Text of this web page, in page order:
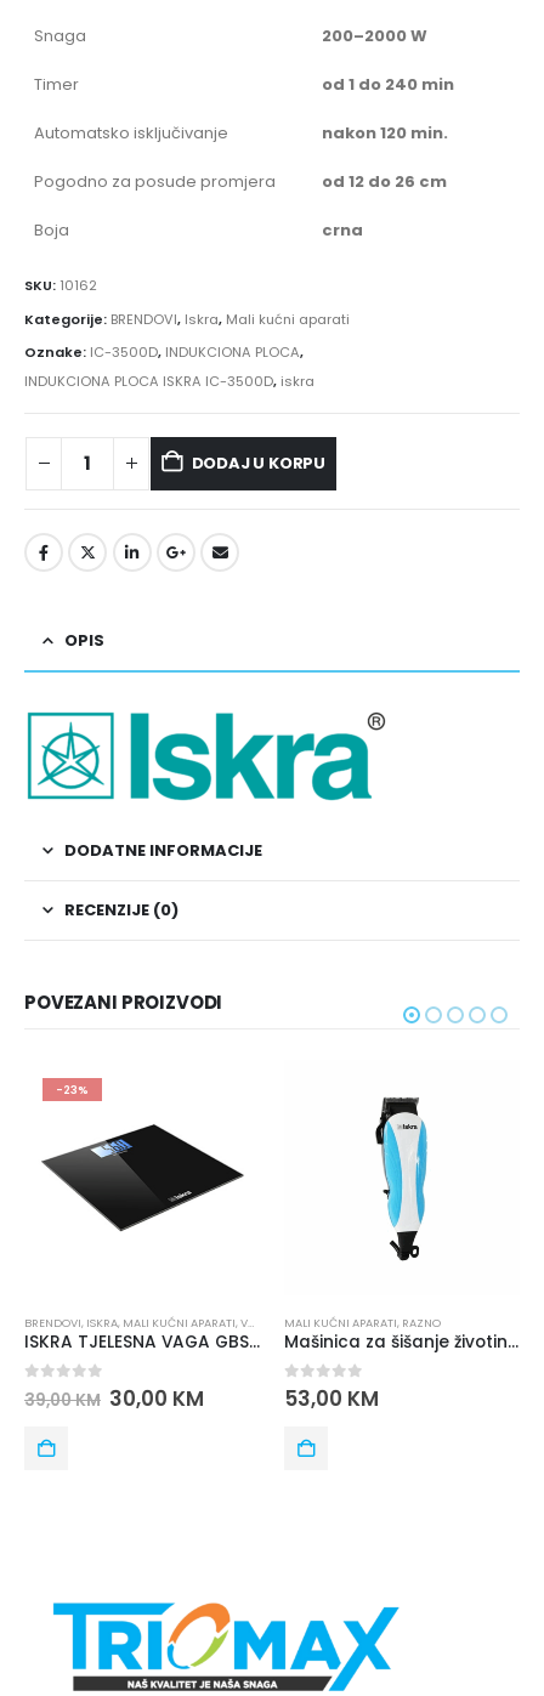
Snaga 200–2000 W
Timer od 1 do 240 min
Automatsko isključivanje nakon 120 min.
Pogodno za posude promjera od 12 do 26 cm
Boja crna
SKU: 10162
Kategorije: BRENDOVI, Iskra, Mali kućni aparati
Oznake: IC-3500D, INDUKCIONA PLOCA,
INDUKCIONA PLOCA ISKRA IC-3500D, iskra
DODAJ U KORPU
OPIS
DODATNE INFORMACIJE
RECENZIJE (0)
POVEZANI PROIZVODI
-23%
BRENDOVI,ISKRA,MALI KUĆNI APARATI,VAGE VAGE TJELESNE
ISKRA TJELESNA VAGA GBS1501-BL
out of 5
39,00KM 30,00KM
MALI KUĆNI APARATI,RAZNO
Mašinica za šišanje životinja ISKRA PET 2506
out of 5
53,00KM